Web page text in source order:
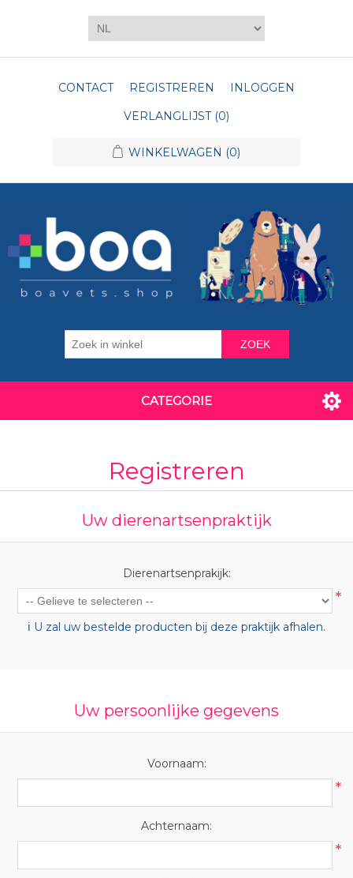
CONTACT REGISTREREN
INLOGGEN
VERLANGLIJST (0)
WINKELWAGEN (0)
ZOEK
CATEGORIE
Registreren
Uw dierenartsenpraktijk
Dierenartsenprakijk:
*
ℹ️ U zal uw bestelde producten bij deze praktijk afhalen.
Uw persoonlijke gegevens
Voornaam:
*
Achternaam:
*